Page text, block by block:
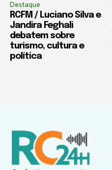
Destaque
RCFM / Luciano Silva e
Jandira Feghali
debatem sobre
turismo, cultura e
política